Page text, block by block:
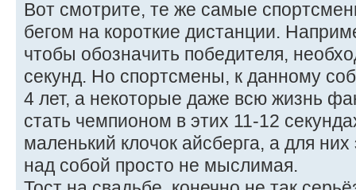
Вот смотрите, те же самые
бегом на короткие дистанции.
чтобы обозначить победителя,
секунд. Но спортсмены, к данному
4 лет, а некоторые даже всю жизнь
стать чемпионом в этих 11-12
маленький клочок айсберга, а для
над собой просто не мыслимая.